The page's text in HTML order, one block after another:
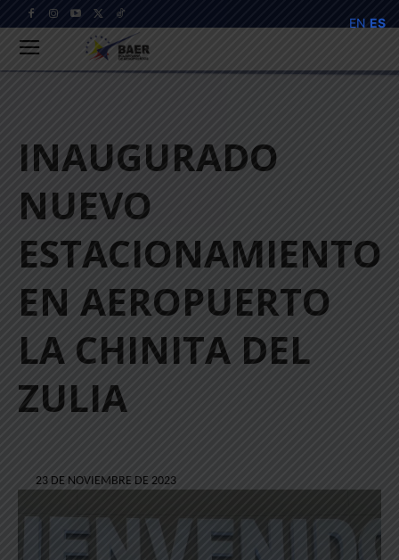
INAUGURADO
NUEVO
ESTACIONAMIENTO
EN AEROPUERTO
LA CHINITA DEL
ZULIA
23 DE NOVIEMBRE DE 2023
EN ES